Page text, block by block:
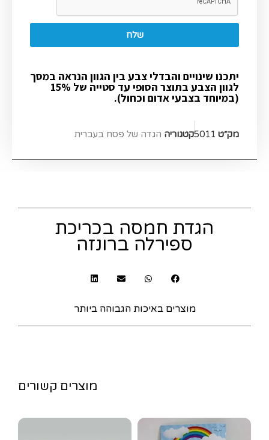
שלח
יתכנו שינויים והבדלי צבע בין הגוון הנראה במסך
לגוון הצבע בתוצר הסופי עד סטייה של 15%
(במיוחד בצבעי אדום וכחול).
מק״ט 5011קטגוריה הגדה של פסח בעברית​
הגדת חמסה בכריכת
ספירלה ברונזה
מוצרים באיכות הגבוהה ביותר
מוצרים קשורים